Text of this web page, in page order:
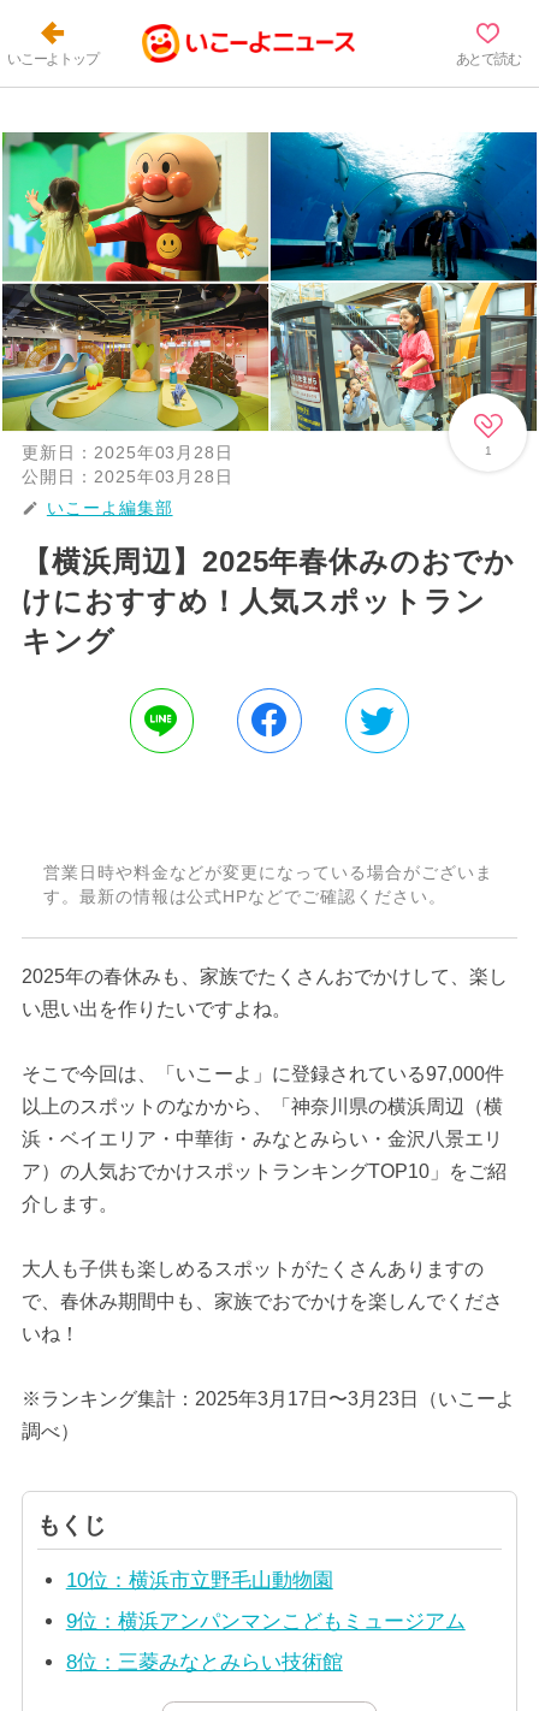
いこーよトップ あとで読む
1
更新日： 2025年03月28日
公開日： 2025年03月28日
いこーよ編集部
【横浜周辺】2025年春休みのおでか
けにおすすめ！人気スポットラン
キング
営業日時や料金などが変更になっている場合がございま
す。最新の情報は公式HPなどでご確認ください。
2025年の春休みも、家族でたくさんおでかけして、楽し
い思い出を作りたいですよね。
そこで今回は、「いこーよ」に登録されている97,000件
以上のスポットのなかから、「神奈川県の横浜周辺（横
浜・ベイエリア・中華街・みなとみらい・金沢八景エリ
ア）の人気おでかけスポットランキングTOP10」をご紹
介します。
大人も子供も楽しめるスポットがたくさんありますの
で、春休み期間中も、家族でおでかけを楽しんでくださ
いね！
※ランキング集計：2025年3月17日〜3月23日（いこーよ
調べ）
もくじ
10位：横浜市立野毛山動物園
9位：横浜アンパンマンこどもミュージアム
8位：三菱みなとみらい技術館